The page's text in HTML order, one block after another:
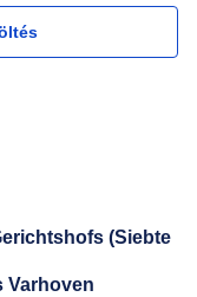
(Siebte
Varhoven